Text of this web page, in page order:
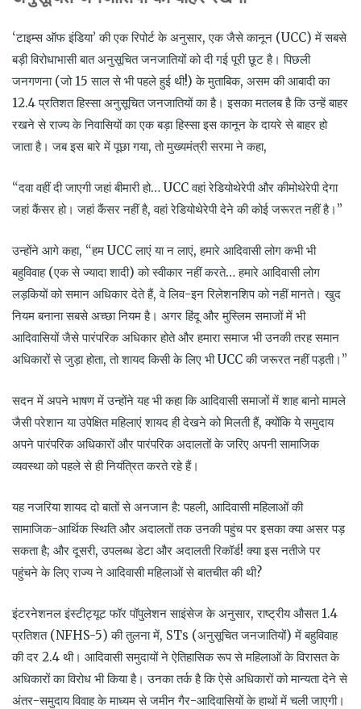
‘टाइम्स ऑफ इंडिया’ की एक रिपोर्ट के अनुसार, एक जैसे कानून (UCC) में सबसे
बड़ी विरोधाभासी बात अनुसूचित जनजातियों को दी गई पूरी छूट है। पिछली
जनगणना (जो 15 साल से भी पहले हुई थी!) के मुताबिक, असम की आबादी का
12.4 प्रतिशत हिस्सा अनुसूचित जनजातियों का है। इसका मतलब है कि उन्हें बाहर
रखने से राज्य के निवासियों का एक बड़ा हिस्सा इस कानून के दायरे से बाहर हो
जाता है। जब इस बारे में पूछा गया, तो मुख्यमंत्री सरमा ने कहा,
“दवा वहीं दी जाएगी जहां बीमारी हो… UCC वहां रेडियोथेरेपी और कीमोथेरेपी देगा
जहां कैंसर हो। जहां कैंसर नहीं है, वहां रेडियोथेरेपी देने की कोई जरूरत नहीं है।”
उन्होंने आगे कहा, “हम UCC लाएं या न लाएं, हमारे आदिवासी लोग कभी भी
बहुविवाह (एक से ज्यादा शादी) को स्वीकार नहीं करते… हमारे आदिवासी लोग
लड़कियों को समान अधिकार देते हैं, वे लिव-इन रिलेशनशिप को नहीं मानते। खुद
नियम बनाना सबसे अच्छा नियम है। अगर हिंदू और मुस्लिम समाजों में भी
आदिवासियों जैसे पारंपरिक अधिकार होते और हमारा समाज भी उनकी तरह समान
अधिकारों से जुड़ा होता, तो शायद किसी के लिए भी UCC की जरूरत नहीं पड़ती।”
सदन में अपने भाषण में उन्होंने यह भी कहा कि आदिवासी समाजों में शाह बानो मामले
जैसी परेशान या उपेक्षित महिलाएं शायद ही देखने को मिलती हैं, क्योंकि ये समुदाय
अपने पारंपरिक अधिकारों और पारंपरिक अदालतों के जरिए अपनी सामाजिक
व्यवस्था को पहले से ही नियंत्रित करते रहे हैं।
यह नजरिया शायद दो बातों से अनजान है: पहली, आदिवासी महिलाओं की
सामाजिक-आर्थिक स्थिति और अदालतों तक उनकी पहुंच पर इसका क्या असर पड़
सकता है; और दूसरी, उपलब्ध डेटा और अदालती रिकॉर्ड! क्या इस नतीजे पर
पहुंचने के लिए राज्य ने आदिवासी महिलाओं से बातचीत की थी?
इंटरनेशनल इंस्टीट्यूट फॉर पॉपुलेशन साइंसेज के अनुसार, राष्ट्रीय औसत 1.4
प्रतिशत (NFHS-5) की तुलना में, STs (अनुसूचित जनजातियों) में बहुविवाह
की दर 2.4 थी। आदिवासी समुदायों ने ऐतिहासिक रूप से महिलाओं के विरासत के
अधिकारों का विरोध भी किया है। उनका तर्क है कि ऐसे अधिकारों को मान्यता देने से
अंतर-समुदाय विवाह के माध्यम से जमीन गैर-आदिवासियों के हाथों में चली जाएगी।